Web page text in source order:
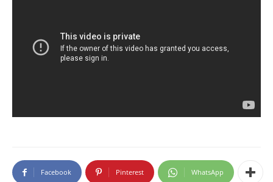
Facebook Pinterest WhatsApp